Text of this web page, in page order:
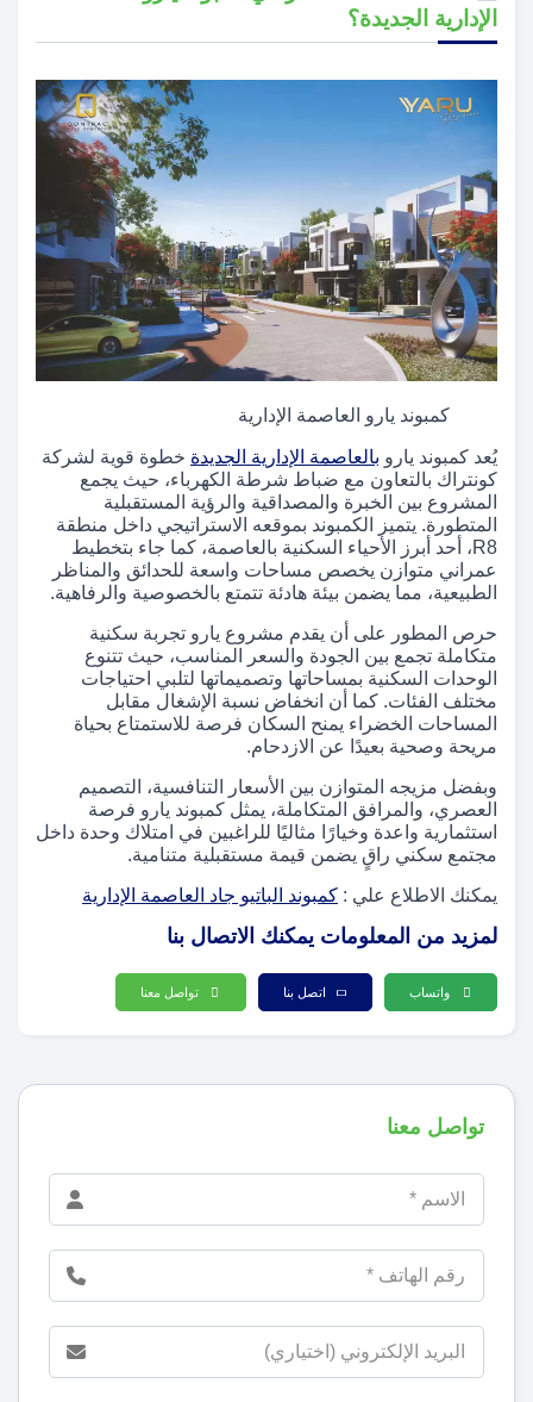
الإدارية الجديدة؟
كمبوند يارو العاصمة الإدارية
يُعد كمبوند يارو بالعاصمة الإدارية الجديدة خطوة قوية لشركة
كونتراك بالتعاون مع ضباط شرطة الكهرباء، حيث يجمع
المشروع بين الخبرة والمصداقية والرؤية المستقبلية
المتطورة. يتميز الكمبوند بموقعه الاستراتيجي داخل منطقة
R8، أحد أبرز الأحياء السكنية بالعاصمة، كما جاء بتخطيط
عمراني متوازن يخصص مساحات واسعة للحدائق والمناظر
الطبيعية، مما يضمن بيئة هادئة تتمتع بالخصوصية والرفاهية.
حرص المطور على أن يقدم مشروع يارو تجربة سكنية
متكاملة تجمع بين الجودة والسعر المناسب، حيث تتنوع
الوحدات السكنية بمساحاتها وتصميماتها لتلبي احتياجات
مختلف الفئات. كما أن انخفاض نسبة الإشغال مقابل
المساحات الخضراء يمنح السكان فرصة للاستمتاع بحياة
مريحة وصحية بعيدًا عن الازدحام.
وبفضل مزيجه المتوازن بين الأسعار التنافسية، التصميم
العصري، والمرافق المتكاملة، يمثل كمبوند يارو فرصة
استثمارية واعدة وخيارًا مثاليًا للراغبين في امتلاك وحدة داخل
مجتمع سكني راقٍ يضمن قيمة مستقبلية متنامية.
يمكنك الاطلاع علي : كمبوند الباتيو جاد العاصمة الإدارية
لمزيد من المعلومات يمكنك الاتصال بنا
واتساب اتصل بنا تواصل معنا
تواصل معنا